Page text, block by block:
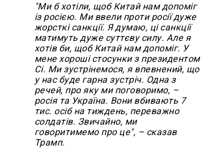
"Ми б хотіли, щоб Китай нам допоміг
із росією. Ми ввели проти росії дуже
жорсткі санкції. Я думаю, ці санкції
матимуть дуже суттєву силу. Але я
хотів би, щоб Китай нам допоміг. У
мене хороші стосунки з президентом
Сі. Ми зустрінемося, я впевнений, що
у нас буде гарна зустріч. Одна з
речей, про яку ми поговоримо, –
росія та Україна. Вони вбивають 7
тис. осіб на тиждень, переважно
солдатів. Звичайно, ми
говоритимемо про це", – сказав
Трамп.